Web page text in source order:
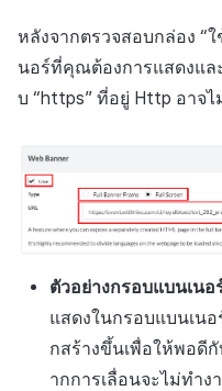
หลังจากตรวจสอบกล่อง “
นอร์ที่คุณต้องการแสดงแล
บ “https” ที่อยู่ Http อาจ
ตัวอย่างกรอบแบนเนอ
แสดงในกรอบแบนเน
กสร้างขึ้นเพื่อให้พอดี
ากการเลื่อนจะไม่ทำง